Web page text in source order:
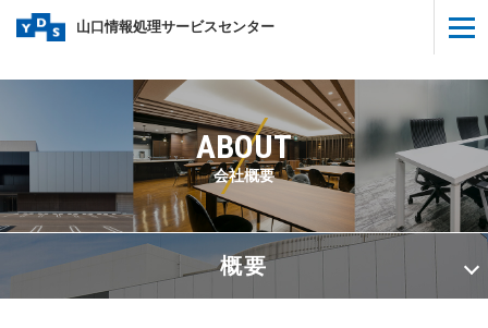
山口情報処理サービスセンター
ABOUT
会社概要
概要